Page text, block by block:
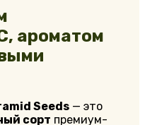
ароматом
Seeds — это
сорт премиум-